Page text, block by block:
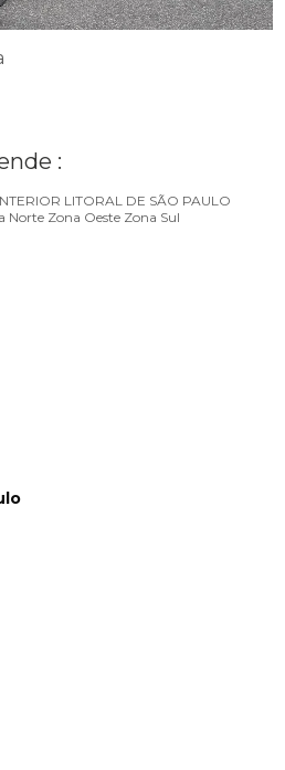
:
LITORAL DE SÃO PAULO
Norte Zona Oeste Zona Sul